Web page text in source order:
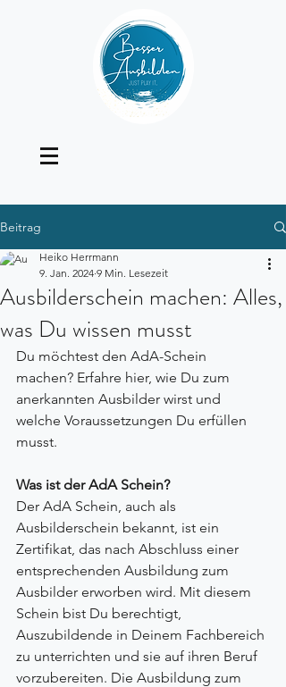
Beitrag
Ausbilderschein machen: Alles,
was Du wissen musst
Heiko Herrmann
9. Jan. 2024 9 Min. Lesezeit
Du möchtest den AdA-Schein
machen? Erfahre hier, wie Du zum
anerkannten Ausbilder wirst und
welche Voraussetzungen Du erfüllen
musst.
Was ist der AdA Schein?
Der AdA Schein, auch als
Ausbilderschein bekannt, ist ein
Zertifikat, das nach Abschluss einer
entsprechenden Ausbildung zum
Ausbilder erworben wird. Mit diesem
Schein bist Du berechtigt,
Auszubildende in Deinem Fachbereich
zu unterrichten und sie auf ihren Beruf
vorzubereiten. Die Ausbildung zum